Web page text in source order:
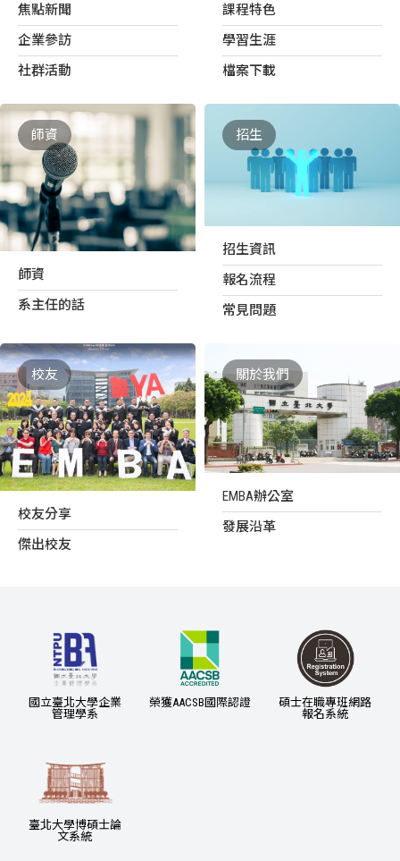
焦點新聞
企業參訪
社群活動
課程特色
學習生涯
檔案下載
師資
師資
系主任的話
招生
招生資訊
報名流程
常見問題
校友
校友分享
傑出校友
關於我們
EMBA辦公室
發展沿革
國立臺北大學企業
管理學系
榮獲AACSB國際認證
碩士在職專班網路
報名系統
臺北大學博碩士論
文系統